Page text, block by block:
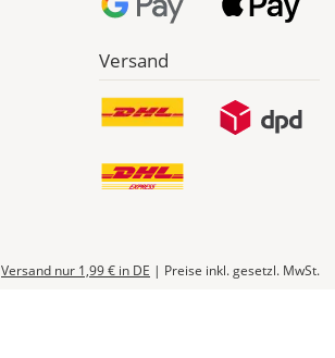
Versand
Versand nur 1,99 € in DE | Preise inkl. gesetzl. MwSt.